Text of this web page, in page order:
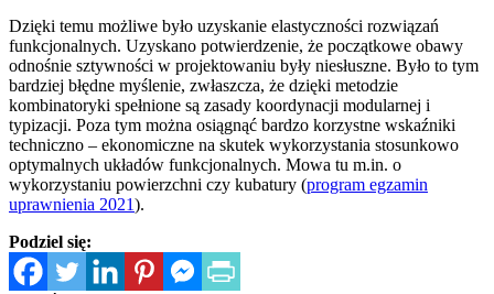
Dzięki temu możliwe było uzyskanie elastyczności rozwiązań
funkcjonalnych. Uzyskano potwierdzenie, że początkowe obawy
odnośnie sztywności w projektowaniu były niesłuszne. Było to tym
bardziej błędne myślenie, zwłaszcza, że dzięki metodzie
kombinatoryki spełnione są zasady koordynacji modularnej i
typizacji. Poza tym można osiągnąć bardzo korzystne wskaźniki
techniczno – ekonomiczne na skutek wykorzystania stosunkowo
optymalnych układów funkcjonalnych. Mowa tu m.in. o
wykorzystaniu powierzchni czy kubatury (program egzamin
uprawnienia 2021).
Podziel się: